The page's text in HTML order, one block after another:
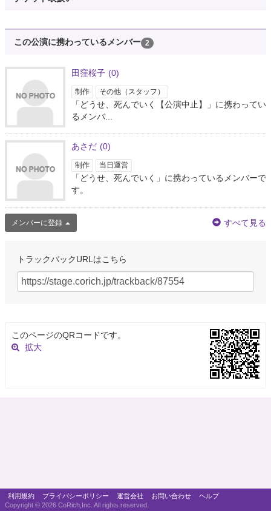
@p_suzuking
った！
@RuuRuu_Ruuu
どうせ死んでいく見たかったなぁ😢
吉田メタル
@metalmanjapan
"どうせ死んでいく。" 初日予定だった今日 1人でいたくなくて 谷と田名瀬と
今國と 幻初日乾杯！ コロナめ👊 オレ主役なんか そうそうないねんから ほん
まにうらみ倍増やでw あとは 池田くん、野村くん、竹石くんと 飲みたいか
現場のけいしさん
き一発目に見たのが「明日の予定：どうせ死んでいく」だったのね。そっ
か、ほんとなら明日からまた舞台だったんだとちょっと落ちた後にBSPとブ
ルーシャトルメンバーからのツイ見たから、本当に泣いてしまった。
約6年前
@315okappa315
松田岳くんの舞台出演情報来た〜😭 中止になってしまった「どうせ、死ん
この公演に携わっているメンバー 2
田窪桜子 (0)
制作 その他（スタッフ）
「どうせ、死んでいく【公演中止】」に携わってい
るメンバ...
あさだ (0)
制作 当日運営
「どうせ、死んでいく」に携わっているメンバーで
す。
メンバーに登録 すべて見る
トラックバックURLはこちら
このページのQRコードです。
拡大
利用規約 プライバシーポリシー 運営会社 お問い合わせ
ヘルプ
Copyright © 2026 CoRich,Inc. All rights reserved.